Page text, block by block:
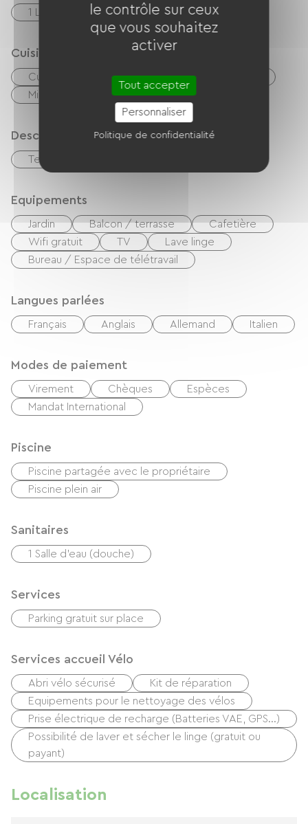
1 Lits 140cm
Cuisine
Cuisine Réfrigérateur
Micro-onde
Description
Terrain clos privatif
Equipements
Jardin Balcon / terrasse
Cafetière
Wifi gratuit
TV
Lave linge
Bureau / Espace de télétravail
Langues parlées
Français Anglais Allemand Italien
Modes de paiement
Virement Chèques
Espèces
Mandat International
Piscine
Piscine partagée avec le propriétaire
Piscine plein air
Sanitaires
1 Salle d'eau (douche)
Services
Parking gratuit sur place
Services accueil Vélo
Abri vélo sécurisé
Kit de réparation
Equipements pour le nettoyage des vélos
Prise électrique de recharge (Batteries VAE, GPS…)
Possibilité de laver et sécher le linge (gratuit ou
payant)
Localisation
le contrôle sur ceux
que vous souhaitez
activer
Tout accepter
Personnaliser
Politique de confidentialité